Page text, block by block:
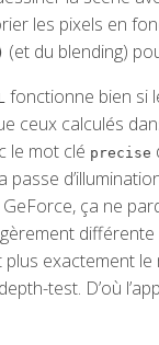
les pixels en
(et du blending)
fonctionne bien si
ceux calculés
le mot clé precise
passe
ça ne
plus exactement
test. D’où